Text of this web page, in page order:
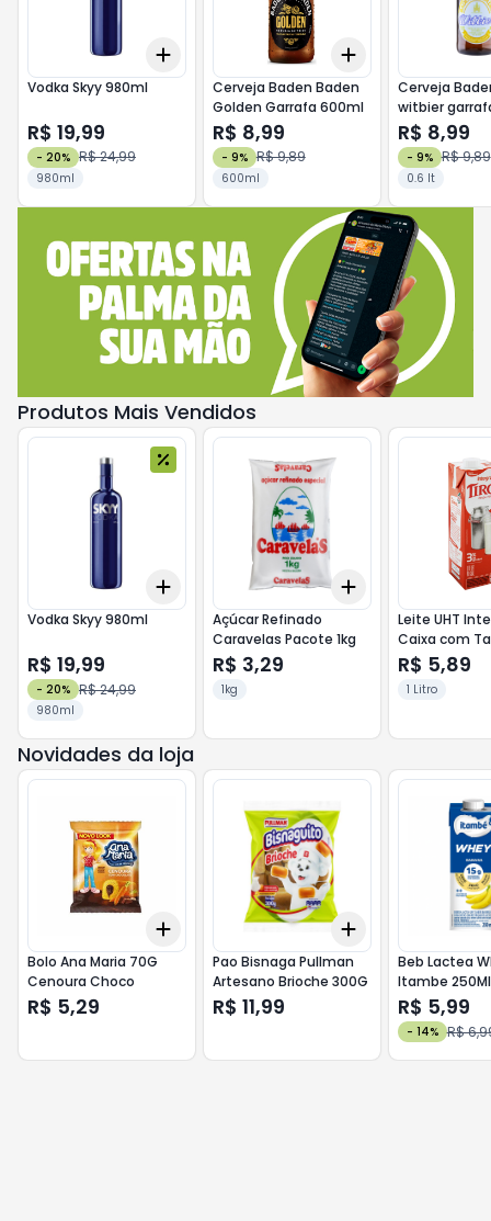
10
Add
Vodka Skyy 980ml
R$ 19,99
- 20% R$ 24,99
980ml
10
Add
Cerveja Baden Baden
Golden Garrafa 600ml
R$ 8,99
- 9% R$ 9,89
600ml
Cerveja
witbier
R$ 8,99
- 9% R$ 9,89
0.6 lt
Produtos Mais Vendidos
+10
Add
Vodka Skyy 980ml
R$ 19,99
- 20% R$ 24,99
980ml
10
Add
Açúcar Refinado
Caravelas Pacote 1kg
R$ 3,29
1kg
Leite UHT
Caixa com
R$ 5,89
1 Litro
Novidades da loja
Add
Bolo Ana Maria 70G
Cenoura Choco
R$ 5,29
10
Add
Pao Bisnaga Pullman
Artesano Brioche 300G
R$ 11,99
Beb Lactea
Itambe
R$ 5,99
- 14% R$